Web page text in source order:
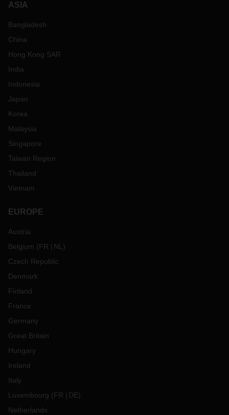
ASIA
Bangladesh
China
Hong Kong SAR
India
Indonesia
Japan
Korea
Malaysia
Singapore
Taiwan Region
Thailand
Vietnam
EUROPE
Austria
Belgium (FR NL )
Czech Republic
Denmark
Finland
France
Germany
Great Britain
Hungary
Ireland
Italy
Luxembourg (FR DE)
Netherlands